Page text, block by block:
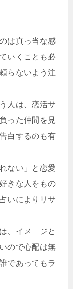
は真っ当な感
いくことも必
らないよう注
人は、恋活サ
った仲間を見
白するのも有
ない」と恋愛
きな人をもの
いによりリサ
、イメージと
ので心配は無
であってもラ